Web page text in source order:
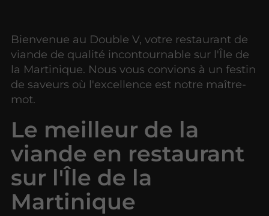
Bienvenue au Double V, votre restaurant de
viande de qualité incontournable sur l'Île de
la Martinique. Nous vous convions à un festin
de saveurs où l'excellence est notre maître-
mot.
Le meilleur de la
viande en restaurant
sur l'Île de la
Martinique